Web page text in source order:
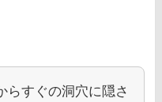
らすぐの洞穴に隠さ